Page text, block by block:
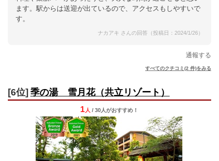
ます。駅からは送迎が出ているので、アクセスもしやすいで
す。
ナカアキ さんの回答（投稿日：2024/1/26）
通報する
すべてのクチコミ(2 件)をみる
[6位] 季の湯 雪月花（共立リゾート）
1 人 / 30人がおすすめ！